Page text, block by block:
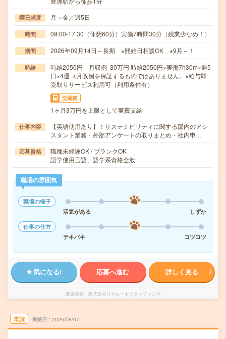
曜日頻度 月～金／週5日
時間 09:00-17:30（休憩60分）実働7時間30分（残業少なめ！）
期間 2026年09月14日～長期 ※開始日相談OK ※9月～！
時給
時給2050円 月収例 30万円 時給2050円×実働7h30m×週5
日×4週 ※月収例を保証するものではありません。※給与即
受取りサービス利用可（利用条件有）
交通費
1ヶ月3万円を上限として実費支給
仕事内容
【英語使用あり】！サステナビリティに関する部内のアシ
スタント業務・外部アンケートの取りまとめ・社内申…
応募資格
職種未経験OK / ブランクOK
語学使用言語、語学系資格全般
職場の雰囲気
職場の様子
活気がある
しずか
仕事の仕方
テキパキ
コツコツ
気になる! 応募へ進む 詳しく見る
派遣会社 株式会社リクルートスタッフィング
未読 掲載日 2026/08/07